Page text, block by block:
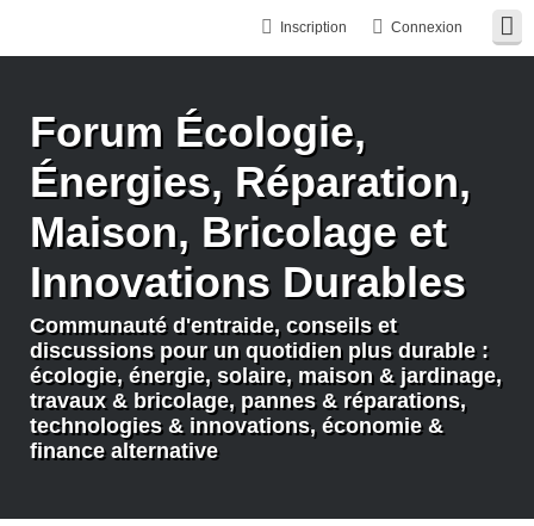
Connexion
Inscription
Forum Écologie,
Énergies, Réparation,
Maison, Bricolage et
Innovations Durables
Communauté d'entraide, conseils et
discussions pour un quotidien plus durable :
écologie, énergie, solaire, maison & jardinage,
travaux & bricolage, pannes & réparations,
technologies & innovations, économie &
finance alternative